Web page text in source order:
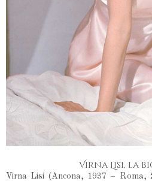
Virna Lisi, la
Virna Lisi (Ancona, 1937 – Roma,